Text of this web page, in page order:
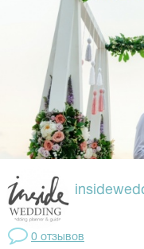
0 отзывов